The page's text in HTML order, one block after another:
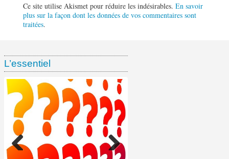
Ce site utilise Akismet pour réduire les indésirables. En savoir
plus sur la façon dont les données de vos commentaires sont
traitées.
L’essentiel